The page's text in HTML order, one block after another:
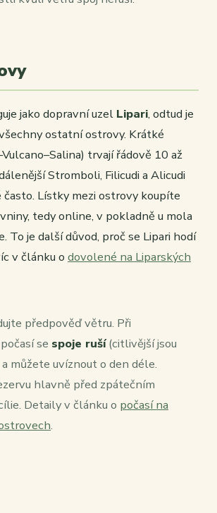
jako dopravní uzel Lipari, odtud je
ostatní ostrovy. Krátké
trvají řádově 10 až
Stromboli, Filicudi a Alicudi
často. Lístky mezi ostrovy koupíte
tedy online, v pokladně u mola
To je další důvod, proč se Lipari hodí
v článku o dovolené na Liparských
předpověď větru. Při
se spoje ruší(citlivější jsou
můžete uvíznout o den déle.
hlavně před zpátečním
Detaily v článku o počasí na
.